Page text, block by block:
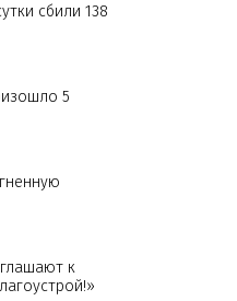
сбили 138
5
к